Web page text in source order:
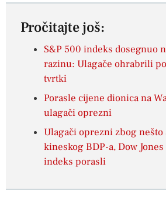
Pročitajte još:
S&P 500 indeks dosegnuo
razinu: Ulagače ohrabrili
tvrtki
Porasle cijene dionica na
ulagači oprezni
Ulagači oprezni zbog
kineskog BDP-a, Dow
indeks porasli